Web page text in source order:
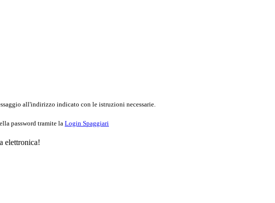
all'indirizzo indicato con le istruzioni necessarie.
password tramite la Login Spaggiari
elettronica!